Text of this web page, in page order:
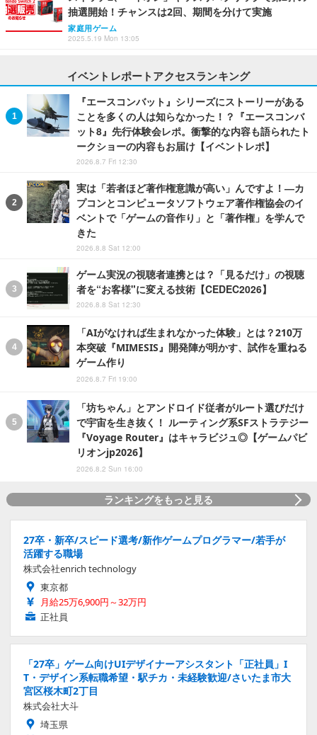
抽選開始！チャンスは2回、期間を分けて実施
家庭用ゲーム
2025.5.19 Mon 13:05
イベントレポートアクセスランキング
『エースコンバット』シリーズにストーリーがある
ことを多くの人は知らなかった！？『エースコンバ
ット8』先行体験会レポ。衝撃的な内容も語られたト
ークショーの内容もお届け【イベントレポ】
2026.8.7 Fri 12:30
実は「若者ほど著作権意識が高い」んですよ！―カ
プコンとコンピュータソフトウェア著作権協会のイ
ベントで「ゲームの音作り」と「著作権」を学んで
きた
2026.8.8 Sat 12:00
ゲーム実況の視聴者連携とは？「見るだけ」の視聴
者を“お客様"に変える技術【CEDEC2026】
2026.8.8 Sat 12:30
「AIがなければ生まれなかった体験」とは？210万
本突破『MIMESIS』開発陣が明かす、試作を重ねる
ゲーム作り
2026.8.7 Fri 19:00
「坊ちゃん」とアンドロイド従者がルート選びだけ
で宇宙を生き抜く！ ルーティング系SFストラテジー
『Voyage Router』はキャラビジュ◎【ゲームパビ
リオンjp2026】
2026.8.2 Sun 16:00
ランキングをもっと見る
27卒・新卒/スピード選考/新作ゲームプログラマー/若手が
活躍する職場
株式会社enrich technology
東京都
月給25万6,900円～32万円
正社員
「27卒」ゲーム向けUIデザイナーアシスタント「正社員」I
T・デザイン系転職希望・駅チカ・未経験歓迎/さいたま市大
宮区桜木町2丁目
株式会社大斗
埼玉県